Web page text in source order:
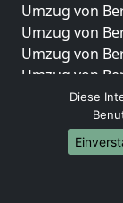
Umzug von
Umzug von
Umzug von
Umzug von
Umzug von
Umzug von
Umzug von
Diese